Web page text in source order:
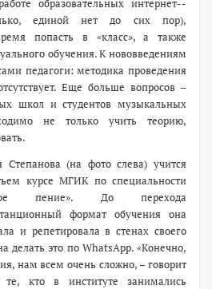
образовательных интернет-­
единой нет до сих пор),
попасть в «класс», а также
обучения. К нововведениям
педагоги: методика проведения
Еще больше вопросов –
школ и студентов музыкальных
не только учить теорию,
Степанова (на фото слева) учится
курсе МГИК по специальности
пение». До перехода
формат обучения она
и репетировала в стенах своего
делать это по WhatsApp. «Конечно,
нам всем очень сложно, – говорит
кто в институте занимались